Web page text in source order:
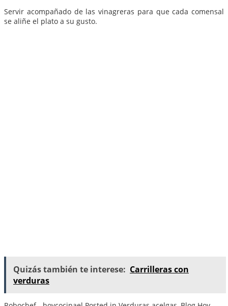
Servir acompañado de las vinagreras para que cada comensal
se aliñe el plato a su gusto.
Quizás también te interese: Carrilleras con
verduras